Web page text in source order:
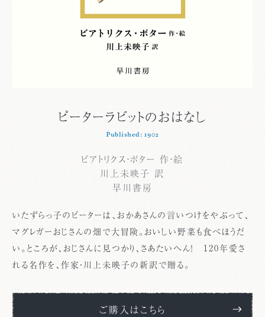
ピーターラビットのおはなし
Published: 1902
ビアトリクス・ポター 作・絵
川上未映子 訳
早川書房
いたずらっ子のピーターは、おかあさんの言いつけをやぶって、
マグレガーおじさんの畑で大冒険。おいしい野菜も食べほうだ
い。ところが、おじさんに見つかり、さあたいへん！ 120年愛さ
れる名作を、作家・川上未映子の新訳で贈る。
ご購入はこちら